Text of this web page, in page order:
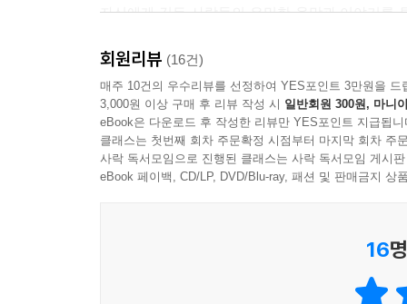
으로 새어 나와 매운 연기에 눈물이 나왔다. 할아
를 구해준 적이 있어요.”
---「일본 놈」중에서
자신에게 깃든 사람들의 은밀한 욕망과 이야기
급변하는 오늘의 중국을 이해하는 또 하나의 창문
동시대 사람들의 목소리에 귀 기울이고 같은 파장
중국 젊은 작가들의 강력한 숨결
그동안 우리나라에 소개된 중국의 당대(當代) 문
목소리로 새로운 문화를 형성하고 있다. 중국 문
가까운 장면과 고민들을 날카로운 시선과 감각적
회원리뷰 (16건)
매주 10건의 우수리뷰를 선정하여 YES포인트 3만원을 드
3,000원 이상 구매 후 리뷰 작성 시 일반회원 300원, 마니
eBook은 다운로드 후 작성한 리뷰만 YES포인트 지급됩니
클래스는 첫번째 회차 주문확정 시점부터 마지막 회차 주
사락 독서모임으로 진행된 클래스는 사락 독서모임 게시
eBook 페이백, CD/LP, DVD/Blu-ray, 패션 및 판매금지 상
16